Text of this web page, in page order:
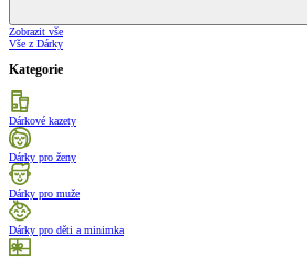
Zobrazit vše
Vše z Dárky
Kategorie
Dárkové kazety
Dárky pro ženy
Dárky pro muže
Dárky pro děti a minimka